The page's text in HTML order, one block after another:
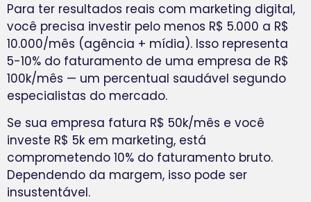
Para ter resultados reais com marketing digital,
você precisa investir pelo menos R$ 5.000 a R$
10.000/mês (agência + mídia). Isso representa
5-10% do faturamento de uma empresa de R$
100k/mês — um percentual saudável segundo
especialistas do mercado.
Se sua empresa fatura R$ 50k/mês e você
investe R$ 5k em marketing, está
comprometendo 10% do faturamento bruto.
Dependendo da margem, isso pode ser
insustentável.